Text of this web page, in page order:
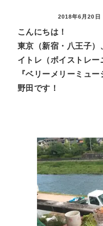
P
S
T
D
O
2018年6月20日
こんにちは！
東京（新宿・八王子
イトレ（ボイストレー
『ベリーメリーミュ
野田です！